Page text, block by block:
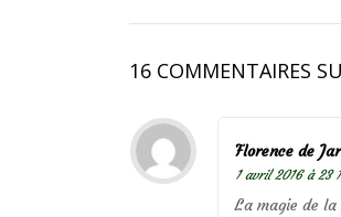
16 COMMENTAIRES
Florence de
1 avril 2016 à 23
La magie de